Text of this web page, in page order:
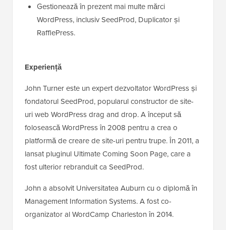
Gestionează în prezent mai multe mărci
WordPress, inclusiv SeedProd, Duplicator și
RafflePress.
Experiență
John Turner este un expert dezvoltator WordPress și
fondatorul SeedProd, popularul constructor de site-
uri web WordPress drag and drop. A început să
folosească WordPress în 2008 pentru a crea o
platformă de creare de site-uri pentru trupe. În 2011, a
lansat pluginul Ultimate Coming Soon Page, care a
fost ulterior rebranduit ca SeedProd.
John a absolvit Universitatea Auburn cu o diplomă în
Management Information Systems. A fost co-
organizator al WordCamp Charleston în 2014.